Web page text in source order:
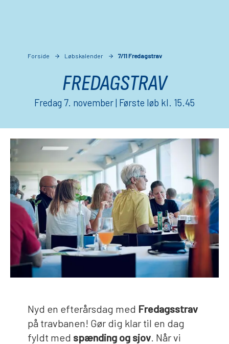
Forside Løbskalender 7/11 Fredagstrav
FREDAGSTRAV
Fredag 7. november | Første løb kl. 15.45
Nyd en efterårsdag med Fredagsstrav
på travbanen! Gør dig klar til en dag
fyldt med spænding og sjov . Når vi